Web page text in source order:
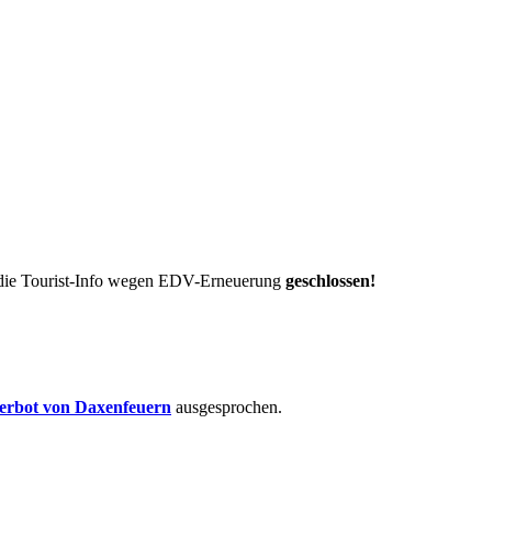
Tourist-Info wegen EDV-Erneuerung geschlossen!
von Daxenfeuern ausgesprochen.